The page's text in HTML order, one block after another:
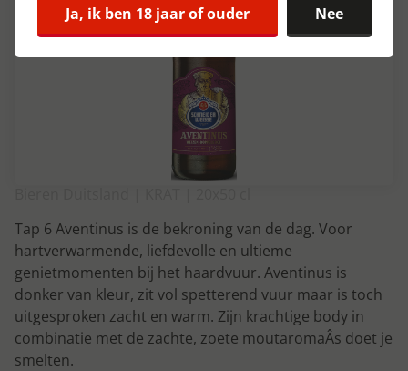
Tap 6 Aventinus is de bekroning van de dag. Voor
hartverwarmende, liefdevolle en ultieme
genietmomenten bij het haardvuur. Aventinus is
donker van kleur, zit vol spetterend vuur maar is toch
uitgesproken zacht en warm. Zijn krachtige body in
combinatie met de zachte, zoete moutaromaÂs doet je
smelten.
Ja, ik ben 18 jaar of ouder Nee